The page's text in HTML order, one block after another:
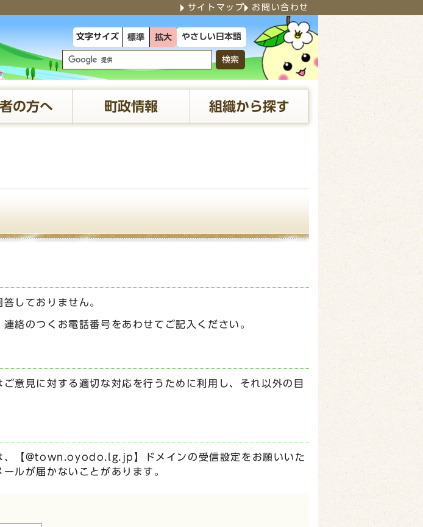
サイトマップ お問い合わせ
文字サイズ 標準 拡大 やさしい日本語
検索
の方へ 町政情報 組織から探す
しておりません。
絡のつくお電話番号をあわせてご記入ください。
意見に対する適切な対応を行うために利用し、それ以外の目
、【@town.oyodo.lg.jp】ドメインの受信設定をお願いいた
ルが届かないことがあります。